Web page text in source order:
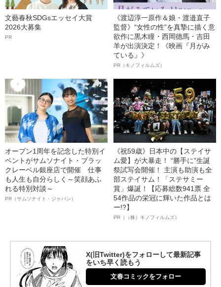
文藝春秋SDGsエッセイ大賞
2026大募集
PR
《渡辺淳一原作＆娘・渡邉直子
監督》“女性の性”を真摯に描く意
欲作に黒木瞳・西岡德馬・吉田
羊が出演決定！《映画『月がみ
ている』》
PR（キノフィルムズ）
オープン1周年を記念した特別イ
ベントがサムソナイト・ブラッ
クレーベル銀座店で開催 仕事
も人生も自分らしく～笑顔あふ
れる特別対談～
PR（サムソナイト・ジャパン）
《祝59歳》日本中の【ステイサ
ム愛】が大暴走！ “勝手に”生誕
祭試写会開催！ 主演も助演も全
部ステイサム！「ステサミー
賞」爆誕！【応募総数941票 全
54作品の栄冠に輝いた作品とは
ー!?】
PR（（株）キノフィルムズ）
X(旧Twitter)をフォローして最新記事
をいち早く読もう
文春コミックをフォロー